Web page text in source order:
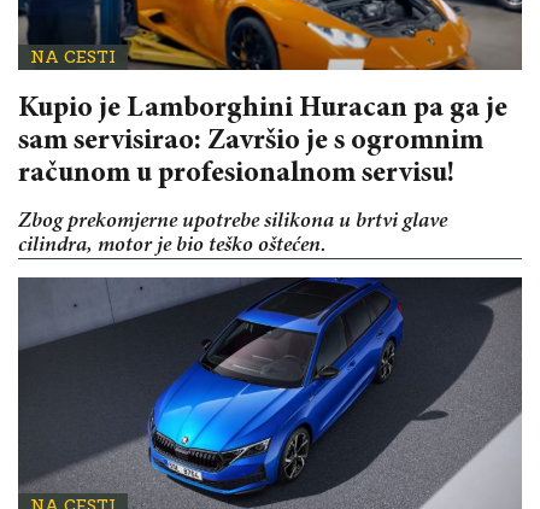
NA CESTI
Kupio je Lamborghini Huracan pa ga je
sam servisirao: Završio je s ogromnim
računom u profesionalnom servisu!
Zbog prekomjerne upotrebe silikona u brtvi glave
cilindra, motor je bio teško oštećen.